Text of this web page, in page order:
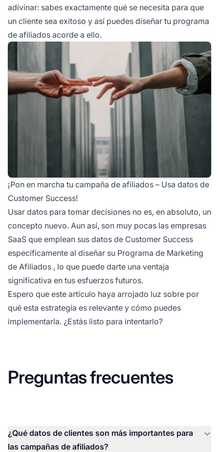
adivinar: sabes exactamente qué se necesita para que
un cliente sea exitoso y así puedes diseñar tu programa
de afiliados acorde a ello.
¡Pon en marcha tu campaña de afiliados – Usa datos de
Customer Success!
Usar datos para tomar decisiones no es, en absoluto, un
concepto nuevo. Aun así, son muy pocas las empresas
SaaS que emplean sus datos de Customer Success
específicamente al diseñar su Programa de Marketing
de Afiliados , lo que puede darte una ventaja
significativa en tus esfuerzos futuros.
Espero que este artículo haya arrojado luz sobre por
qué esta estrategia es relevante y cómo puedes
implementarla. ¿Estás listo para intentarlo?
Preguntas frecuentes
¿Qué datos de clientes son más importantes para
las campañas de afiliados?